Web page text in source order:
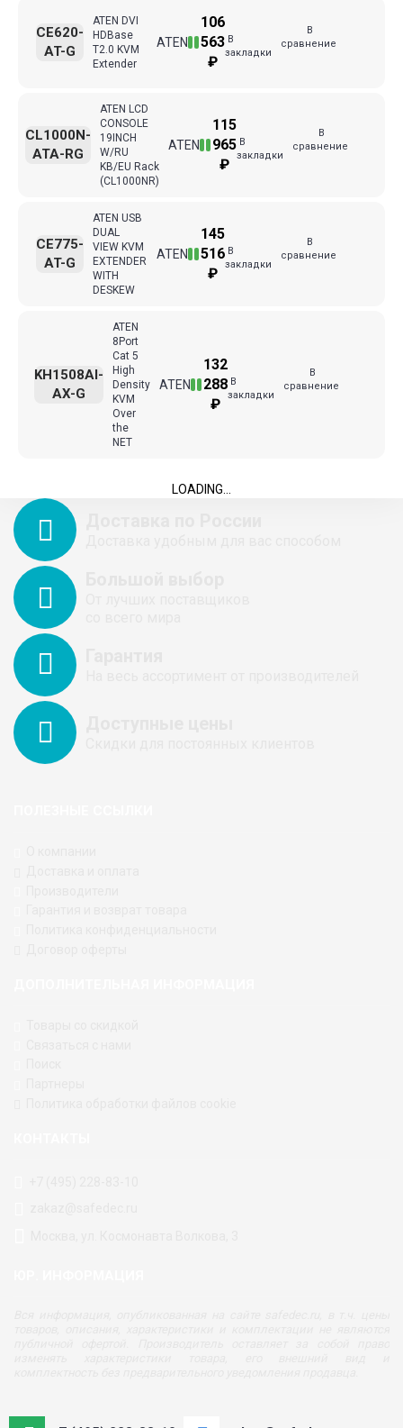
ATEN DVI
HDBase
T2.0 KVM
Extender
ATEN
CE620-
AT-G
106
563
₽
В
закладки
В
сравнение
ATEN LCD
CONSOLE
19INCH
W/RU
KB/EU Rack
(CL1000NR)
ATEN
CL1000N-
ATA-RG
115
965
₽
В
закладки
В
сравнение
ATEN USB
DUAL
VIEW KVM
EXTENDER
WITH
DESKEW
ATEN
CE775-
AT-G
145
516
₽
В
закладки
В
сравнение
ATEN
8Port
Cat 5
High
Density
KVM
Over
the
NET
ATEN
KH1508AI-
AX-G
132
288
₽
В
закладки
В
сравнение
LOADING...